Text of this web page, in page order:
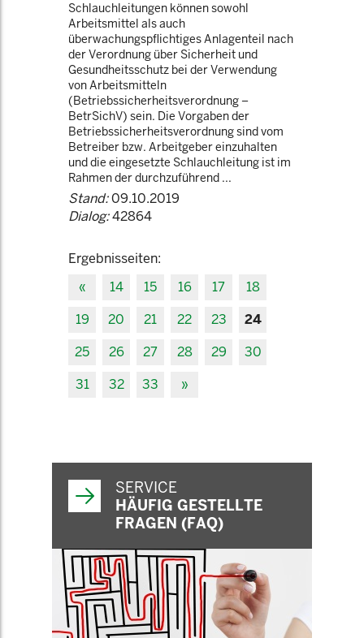
Schlauchleitungen können sowohl
Arbeitsmittel als auch
überwachungspflichtiges Anlagenteil nach
der Verordnung über Sicherheit und
Gesundheitsschutz bei der Verwendung
von Arbeitsmitteln
(Betriebssicherheitsverordnung –
BetrSichV) sein. Die Vorgaben der
Betriebssicherheitsverordnung sind vom
Betreiber bzw. Arbeitgeber einzuhalten
und die eingesetzte Schlauchleitung ist im
Rahmen der durchzuführend ...
Stand:09.10.2019
Dialog:42864
Ergebnisseiten:
«
14 15 16 17
18
19
20 21 22 23
24
25
26 27 28 29
30
31
32 33 »
SERVICE
HÄUFIG GESTELLTE
FRAGEN (FAQ)